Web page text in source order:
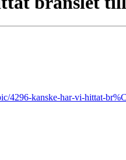
4296-kanske-har-vi-hittat-